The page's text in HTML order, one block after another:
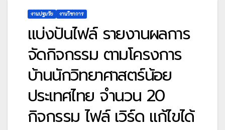
งานปฐมวัย งานวิชาการ
แบ่งปันไฟล์ รายงานผลการ
จัดกิจกรรม ตามโครงการ
บ้านนักวิทยาศาสตร์น้อย
ประเทศไทย จำนวน 20
กิจกรรม ไฟล์ เวิร์ด แก้ไขได้